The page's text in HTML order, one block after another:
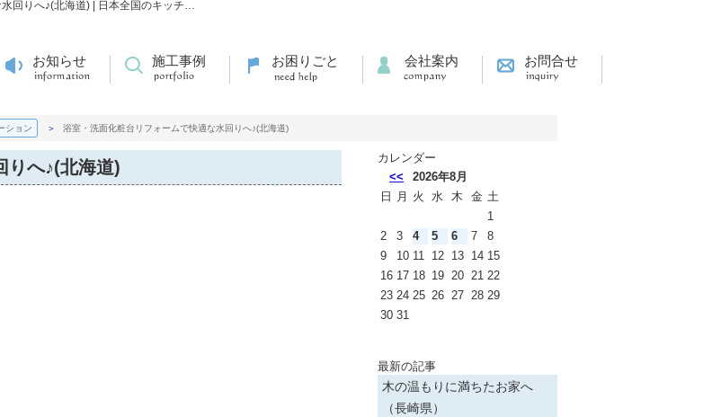
浴室・洗面化粧台リフォームで快適な水回りへ♪(北海道)【更新】浴室・洗面化粧台リフォームで快適な水回りへ♪(北海道) | 日本全国のキッチン・浴室水廻りのリフォームのことならエネサンス
お知らせ 施工事例 お困りごと 会社案内 お問合せ
ション 浴室・洗面化粧台リフォームで快適な水回りへ♪(北海道)
りへ♪(北海道)
カレンダー
<<
2026年8月
日
月 火 水 木 金 土
1
2
3 4 5 6 7
8
9
10 11 12 13 14 15
16 17 18 19 20 21 22
23 24 25 26 27 28 29
30 31
最新の記事
木の温もりに満ちたお家へ
（長崎県）